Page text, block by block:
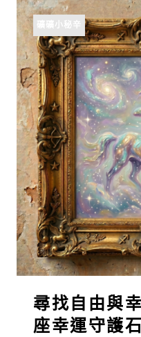
礦礦小秘辛
尋找自由與
座幸運守護